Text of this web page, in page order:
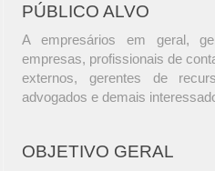
PÚBLICO ALVO
A empresários em geral,
empresas, profissionais de
externos, gerentes de
advogados e demais
OBJETIVO GERAL